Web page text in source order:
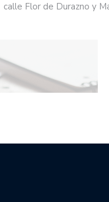
calle Flor de Durazno y